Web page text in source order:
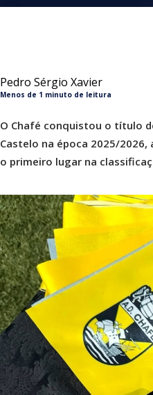
Pedro Sérgio Xavier
Menos de 1 minuto de leitura
O Chafé conquistou o título
Castelo na época 2025/
o primeiro lugar na